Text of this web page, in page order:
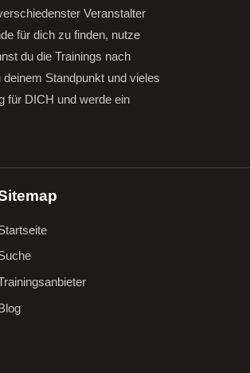
Veranstalter
für dich zu finden, nutze
du die Trainings nach
Standpunkt und vieles
für DICH und werde ein